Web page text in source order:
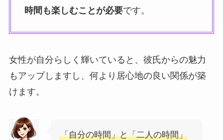
時間も楽しむことが必要です。
女性が自分らしく輝いていると、彼氏からの魅力
もアップしますし、何より居心地の良い関係が築
けます。
「自分の時間」と「二人の時間」